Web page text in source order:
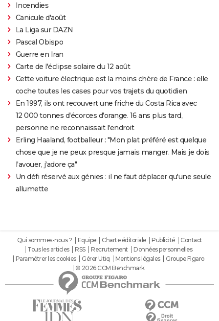
Incendies
Canicule d'août
La Liga sur DAZN
Pascal Obispo
Guerre en Iran
Carte de l'éclipse solaire du 12 août
Cette voiture électrique est la moins chère de France : elle
coche toutes les cases pour vos trajets du quotidien
En 1997, ils ont recouvert une friche du Costa Rica avec
12 000 tonnes d'écorces d'orange. 16 ans plus tard,
personne ne reconnaissait l'endroit
Erling Haaland, footballeur : "Mon plat préféré est quelque
chose que je ne peux presque jamais manger. Mais je dois
l'avouer, j'adore ça"
Un défi réservé aux génies : il ne faut déplacer qu'une seule
allumette
Qui sommes-nous ? Equipe Charte éditoriale Publicité
Contact
Tous les articles
RSS Recrutement
Données personnelles
Paramétrer les cookies
Gérer Utiq Mentions légales
Groupe Figaro
© 2026 CCM Benchmark